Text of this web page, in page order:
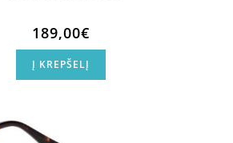
189,00€
Į KREPŠELĮ